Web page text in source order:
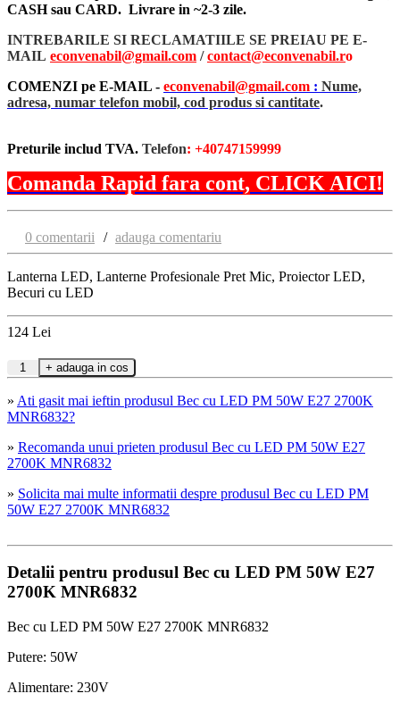
CASH sau CARD. Livrare in ~2-3 zile.
INTREBARILE SI RECLAMATIILE SE PREIAU PE E-
MAIL econvenabil@gmail.com /contact@econvenabil.ro
COMENZI pe E-MAIL - econvenabil@gmail.com : Nume,
adresa, numar telefon mobil, cod produs si cantitate.
Preturile includ TVA. Telefon: +40747159999
Comanda Rapid fara cont, CLICK AICI!
0 comentarii / adauga comentariu
Lanterna LED, Lanterne Profesionale Pret Mic, Proiector LED,
Becuri cu LED
124 Lei
» Ati gasit mai ieftin produsul Bec cu LED PM 50W E27 2700K
MNR6832?
» Recomanda unui prieten produsul Bec cu LED PM 50W E27
2700K MNR6832
» Solicita mai multe informatii despre produsul Bec cu LED PM
50W E27 2700K MNR6832
Detalii pentru produsul Bec cu LED PM 50W E27
2700K MNR6832
Bec cu LED PM 50W E27 2700K MNR6832
Putere: 50W
Alimentare: 230V